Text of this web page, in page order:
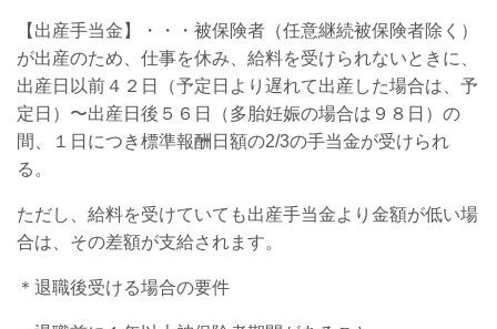
【出産手当金】・・・被保険者（任意継続被保険者除く）
が出産のため、仕事を休み、給料を受けられないときに、
出産日以前４２日（予定日より遅れて出産した場合は、予
定日）〜出産日後５６日（多胎妊娠の場合は９８日）の
間、１日につき標準報酬日額の2/3の手当金が受けられ
る。
ただし、給料を受けていても出産手当金より金額が低い場
合は、その差額が支給されます。
＊退職後受ける場合の要件